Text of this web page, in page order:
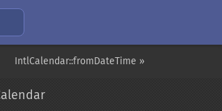
IntlCalendar::fromDateTime »